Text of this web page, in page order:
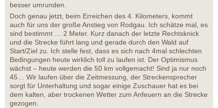
besser umrunden.
Doch genau jetzt, beim Erreichen des 4. Kilometers, kommt
auch für uns der große Anstieg von Rodgau. Ich schätze mal, es
sind bestimmt … 2 Meter. Kurz danach der letzte Rechtsknick
und die Strecke führt lang und gerade durch den Wald auf
Start/Ziel zu. Ich stelle fest, dass es sich nach 4mal schlechten
Bedingungen heute wirklich toll zu laufen ist. Der Optimismus
wächst – heute werden die 50 km vollgemacht! Sind ja nur noch
45… Wir laufen über die Zeitmessung, der Streckensprecher
sorgt für Unterhaltung und sogar einige Zuschauer hat es bei
dem kalten, aber trockenen Wetter zum Anfeuern an die Strecke
gezogen.